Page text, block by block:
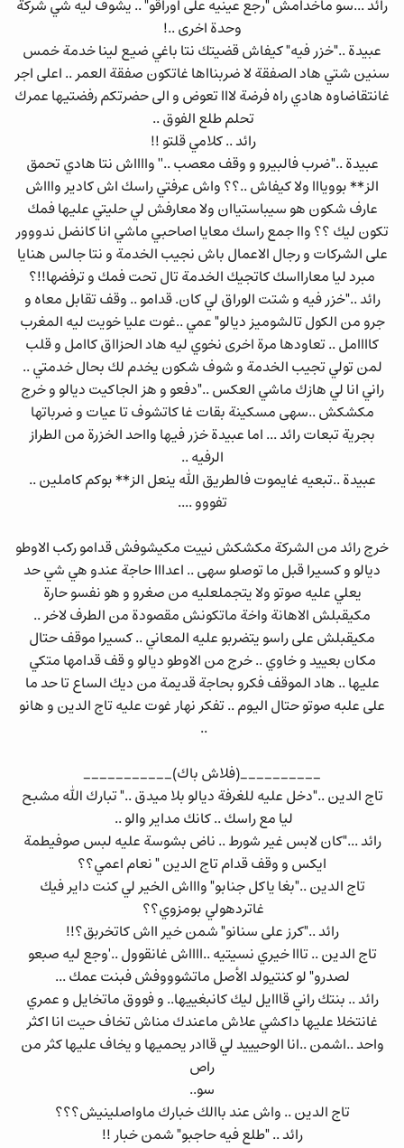
رائد ...سو ماخدامش "رجع عينيه على اوراقو" .. يشوف ليه شي شركة
وحدة اخرى ..!
عبيدة .."خزر فيه" كيفاش قضيتك نتا باغي ضيع لينا خدمة خمس
سنين شتي هاد الصفقة لا ضربنااها غاتكون صفقة العمر .. اعلى اجر
غانتقاضاوه هادي راه فرضة لااا تعوض و الى حضرتكم رفضتيها عمرك
تحلم طلع الفوق ..
رائد .. كلامي قلتو !!
عبيدة .."ضرب فالبيرو و وقف معصب ..'' وااااش نتا هادي تحمق
الز** بوويااا ولا كيفاش ..؟؟ واش عرفتي راسك اش كادير واااش
عارف شكون هو سيباستياان ولا معارفش لي حليتي عليها فمك
تكون ليك ؟؟ واا جمع راسك معايا اصاحبي ماشي انا كانضل ندووور
على الشركات و رجال الاعمال باش نجيب الخدمة و نتا جالس هنايا
مبرد ليا معارااسك كاتجيك الخدمة تال تحت فمك و ترفضها!!؟
رائد .."خزر فيه و شتت الوراق لي كان. قدامو .. وقف تقابل معاه و
جرو من الكول تالشوميز ديالو" عمي ..غوت عليا خويت ليه المغرب
كاااامل .. تعاودها مرة اخرى نخوي ليه هاد الحزااق كاامل و قلب
لمن تولي تجيب الخدمة و شوف شكون يخدم لك بحال خدمتي ..
راني انا لي هازك ماشي العكس .."دفعو و هز الجاكيت ديالو و خرج
مكشكش ..سهى مسكينة بقات غا كاتشوف تا عيات و ضرباتها
بجرية تبعات رائد ... اما عبيدة خزر فيها وااحد الخزرة من الطراز
الرفيه ..
عبيدة ..تبعيه غايموت فالطريق الله ينعل الز** بوكم كاملين ..
تفووو ....
خرج رائد من الشركة مكشكش نييت مكيشوفش قدامو ركب الاوطو
ديالو و كسيرا قبل ما توصلو سهى .. اعدااا حاجة عندو هي شي حد
يعلي عليه صوتو ولا يتجملعليه من صغرو و هو نفسو حارة
مكيقبلش الاهانة واخة ماتكونش مقصودة من الطرف لاخر ..
مكيقبلش على راسو يتضربو عليه المعاني .. كسيرا موقف حتال
مكان بعييد و خاوي .. خرج من الاوطو ديالو و قف قدامها متكي
عليها .. هاد الموقف فكرو بحاجة قديمة من ديك الساع تا حد ما
على علبه صوتو حتال اليوم .. تفكر نهار غوت عليه تاج الدين و هانو
..
__________(فلاش باك)___________
تاج الدين .."دخل عليه للغرفة ديالو بلا ميدق .." تبارك الله مشبح
ليا مع راسك .. كانك مداير والو ..
رائد ..."كان لابس غير شورط .. ناض بشوسة عليه لبس صوفيطمة
ايكس و وقف قدام تاج الدين " نعام اعمي؟؟
تاج الدين .."بغا ياكل جنابو" واااش الخير لي كنت داير فيك
غاتردهولي بومزوي؟؟
رائد .."كرز على سنانو" شمن خير ااش كاتخربق؟!!
تاج الدين .. تااا خيري نسيتيه ..ااااش غانقوول ..'وجع ليه صبعو
لصدرو" لو كنتيولد الأصل ماتشوووفش فبنت عمك ...
رائد .. بنتك راني قااايل ليك كانبغييها.. و فووق ماتخايل و عمري
غانتخلا عليها داكشي علاش ماعندك مناش تخاف حيت انا اكثر
واحد ..اشمن ..انا الوحيييد لي قاادر يحميها و يخاف عليها كثر من
راص
سو..
تاج الدين .. واش عند باالك خبارك ماواصلينيش؟؟؟
رائد .. "طلع فيه حاجبو" شمن خبار !!